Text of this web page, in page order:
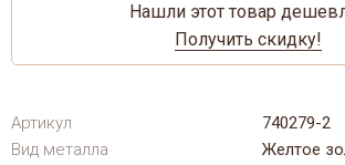
Нашли этот товар
Получить скидку!
Артикул
740279-2
Вид металла
Желтое